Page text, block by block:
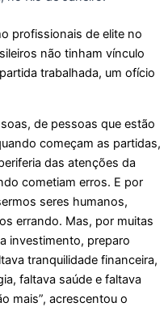
profissionais de elite no
não tinham vínculo
trabalhada, um ofício
de pessoas que estão
começam as partidas,
das atenções da
cometiam erros. E por
seres humanos,
errando. Mas, por muitas
investimento, preparo
tranquilidade financeira,
faltava saúde e faltava
mais”, acrescentou o